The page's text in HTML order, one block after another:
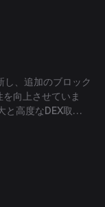
、追加のブロック
向上させていま
と高度なDEX取引